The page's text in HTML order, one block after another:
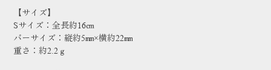
【サイズ】
Sサイズ：全長約16㎝
バーサイズ：縦約5㎜×横約22㎜
重さ：約2.2ｇ